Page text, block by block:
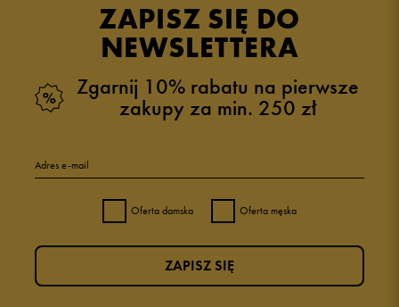
ZAPISZ SIĘ DO
NEWSLETTERA
Zgarnij 10% rabatu na pierwsze
zakupy za min. 250 zł
Adres e-mail
Oferta damska Oferta męska
ZAPISZ SIĘ